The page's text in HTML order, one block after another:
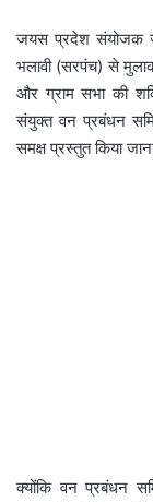
जयस प्रदेश संयोजक
भलावी (सरपंच) से
और ग्राम सभा की
संयुक्त वन प्रबंधन
समक्ष प्रस्तुत किया
क्योंकि वन प्रबंधन